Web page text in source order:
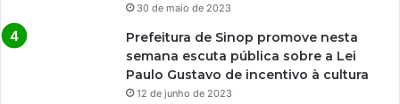
30 de maio de 2023
Prefeitura de Sinop promove nesta
semana escuta pública sobre a Lei
Paulo Gustavo de incentivo à cultura
12 de junho de 2023